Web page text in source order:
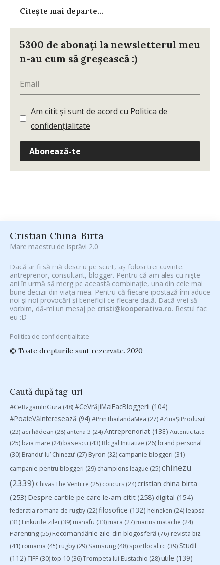
Citește mai departe...
5300 de abonați la newsletterul meu
n-au cum să greșească :)
Am citit și sunt de acord cu Politica de
confidențialitate
Abonează-te
Cristian China-Birta
Mare maestru de isprăvi 2.0
Dacă ar fi să mă descriu pe scurt, aș folosi trei cuvinte:
antreprenor, consultant, blogger. Pentru că am ales cu niște
ani în urmă să merg pe această combinație, una din cele mai
bune decizii din viața mea. Pentru că fiecare ipostază îmi aduce
noi și noi provocări și beneficii de fiecare dată. Dacă vrei să
vorbim, dă-mi un mesaj pe cristi@kooperativa.ro. Restul fac
eu :D
Politica de confidențialitate
© Toate drepturile sunt rezervate. 2020
Caută după tag-uri
#CeBagamInGura (48)#CeVrăjiMaiFacBloggerii (104)
#PoateVăInteresează (94) #PrinThailandaMea (27)#ZiuaȘiProdusul
(23) adi hădean (28) antena 3 (24)Antreprenoriat (138) Autenticitate
(25) baia mare (24) basescu (43) Blogal Initiative (26) brand personal
(30) Brandu’ lu’ Chinezu’ (27) Byron (32) campanie bloggeri (31)
campanie pentru bloggeri (29) champions league (25)chinezu
(2339) Chivas The Venture (25) concurs (24)cristian china birta
(253) Despre cartile pe care le-am citit (258) digital (154)
federatia romana de rugby (22)filosofice (132) heineken (24) leapsa
(31) Linkurile zilei (39) manafu (33) mara (27) marius matache (24)
Parenting (55) Recomandările zilei din blogosferă (76) revista biz
(41) romania (45) rugby (29) Samsung (48) sportlocal.ro (39) Studii
(112) TIFF (30)top 10 (36)Trompeta lui Eustachio (28)utile (139)